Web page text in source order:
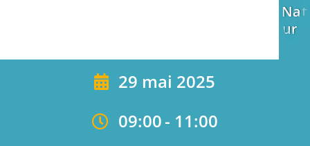
Nat
ure
29 mai 2025
09:00- 11:00